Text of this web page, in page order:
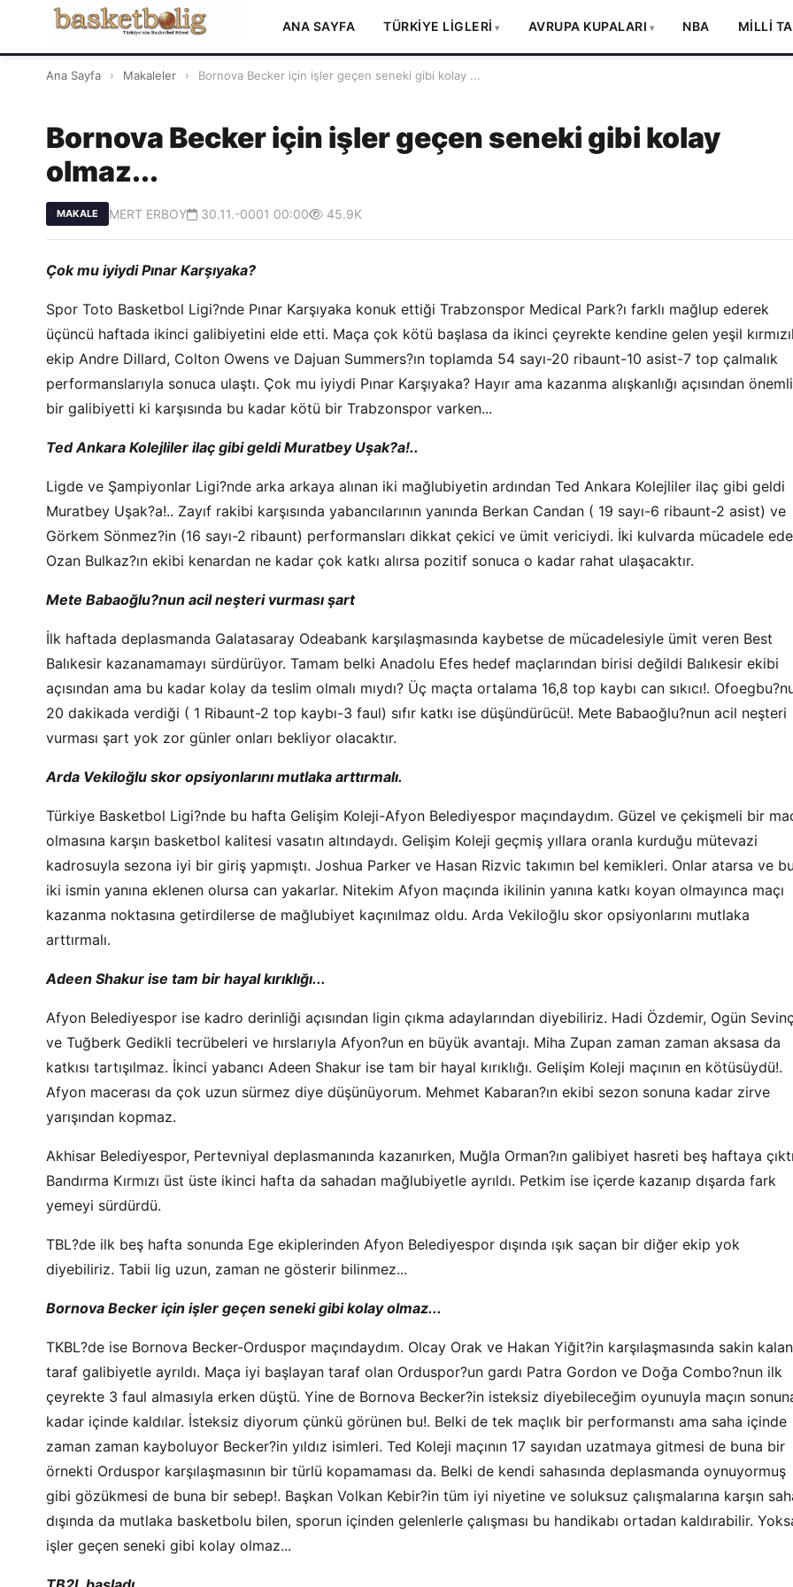
ANA SAYFA TÜRKİYE LİGLERİ AVRUPA KUPALARI NBA MİLLİ
Ana Sayfa › Makaleler › Bornova Becker için işler geçen seneki gibi kolay ...
Bornova Becker için işler geçen seneki gibi kolay
olmaz...
MAKALE MERT ERBOY 30.11.-0001 00:00 45.9K
Çok mu iyiydi Pınar Karşıyaka?
Spor Toto Basketbol Ligi?nde Pınar Karşıyaka konuk ettiği Trabzonspor Medical Park?ı farklı mağlup ederek
üçüncü haftada ikinci galibiyetini elde etti. Maça çok kötü başlasa da ikinci çeyrekte kendine gelen yeşil
ekip Andre Dillard, Colton Owens ve Dajuan Summers?ın toplamda 54 sayı-20 ribaunt-10 asist-7 top çalmalık
performanslarıyla sonuca ulaştı. Çok mu iyiydi Pınar Karşıyaka? Hayır ama kazanma alışkanlığı açısından önemli
bir galibiyetti ki karşısında bu kadar kötü bir Trabzonspor varken...
Ted Ankara Kolejliler ilaç gibi geldi Muratbey Uşak?a!..
Ligde ve Şampiyonlar Ligi?nde arka arkaya alınan iki mağlubiyetin ardından Ted Ankara Kolejliler ilaç gibi geldi
Muratbey Uşak?a!.. Zayıf rakibi karşısında yabancılarının yanında Berkan Candan ( 19 sayı-6 ribaunt-2 asist) ve
Görkem Sönmez?in (16 sayı-2 ribaunt) performansları dikkat çekici ve ümit vericiydi. İki kulvarda mücadele
Ozan Bulkaz?ın ekibi kenardan ne kadar çok katkı alırsa pozitif sonuca o kadar rahat ulaşacaktır.
Mete Babaoğlu?nun acil neşteri vurması şart
İlk haftada deplasmanda Galatasaray Odeabank karşılaşmasında kaybetse de mücadelesiyle ümit veren Best
Balıkesir kazanamamayı sürdürüyor. Tamam belki Anadolu Efes hedef maçlarından birisi değildi Balıkesir ekibi
açısından ama bu kadar kolay da teslim olmalı mıydı? Üç maçta ortalama 16,8 top kaybı can sıkıcı!.
20 dakikada verdiği ( 1 Ribaunt-2 top kaybı-3 faul) sıfır katkı ise düşündürücü!. Mete Babaoğlu?nun acil neşteri
vurması şart yok zor günler onları bekliyor olacaktır.
Arda Vekiloğlu skor opsiyonlarını mutlaka arttırmalı.
Türkiye Basketbol Ligi?nde bu hafta Gelişim Koleji-Afyon Belediyespor maçındaydım. Güzel ve çekişmeli bir
olmasına karşın basketbol kalitesi vasatın altındaydı. Gelişim Koleji geçmiş yıllara oranla kurduğu mütevazi
kadrosuyla sezona iyi bir giriş yapmıştı. Joshua Parker ve Hasan Rizvic takımın bel kemikleri. Onlar atarsa ve bu
iki ismin yanına eklenen olursa can yakarlar. Nitekim Afyon maçında ikilinin yanına katkı koyan olmayınca maçı
kazanma noktasına getirdilerse de mağlubiyet kaçınılmaz oldu. Arda Vekiloğlu skor opsiyonlarını mutlaka
arttırmalı.
Adeen Shakur ise tam bir hayal kırıklığı...
Afyon Belediyespor ise kadro derinliği açısından ligin çıkma adaylarından diyebiliriz. Hadi Özdemir, Ogün Sevinç
ve Tuğberk Gedikli tecrübeleri ve hırslarıyla Afyon?un en büyük avantajı. Miha Zupan zaman zaman aksasa da
katkısı tartışılmaz. İkinci yabancı Adeen Shakur ise tam bir hayal kırıklığı. Gelişim Koleji maçının en kötüsüydü!.
Afyon macerası da çok uzun sürmez diye düşünüyorum. Mehmet Kabaran?ın ekibi sezon sonuna kadar zirve
yarışından kopmaz.
Akhisar Belediyespor, Pertevniyal deplasmanında kazanırken, Muğla Orman?ın galibiyet hasreti beş haftaya
Bandırma Kırmızı üst üste ikinci hafta da sahadan mağlubiyetle ayrıldı. Petkim ise içerde kazanıp dışarda fark
yemeyi sürdürdü.
TBL?de ilk beş hafta sonunda Ege ekiplerinden Afyon Belediyespor dışında ışık saçan bir diğer ekip yok
diyebiliriz. Tabii lig uzun, zaman ne gösterir bilinmez...
Bornova Becker için işler geçen seneki gibi kolay olmaz...
TKBL?de ise Bornova Becker-Orduspor maçındaydım. Olcay Orak ve Hakan Yiğit?in karşılaşmasında sakin kalan
taraf galibiyetle ayrıldı. Maça iyi başlayan taraf olan Orduspor?un gardı Patra Gordon ve Doğa Combo?nun ilk
çeyrekte 3 faul almasıyla erken düştü. Yine de Bornova Becker?in isteksiz diyebileceğim oyunuyla maçın
kadar içinde kaldılar. İsteksiz diyorum çünkü görünen bu!. Belki de tek maçlık bir performanstı ama saha içinde
zaman zaman kayboluyor Becker?in yıldız isimleri. Ted Koleji maçının 17 sayıdan uzatmaya gitmesi de buna bir
örnekti Orduspor karşılaşmasının bir türlü kopamaması da. Belki de kendi sahasında deplasmanda oynuyormuş
gibi gözükmesi de buna bir sebep!. Başkan Volkan Kebir?in tüm iyi niyetine ve soluksuz çalışmalarına karşın
dışında da mutlaka basketbolu bilen, sporun içinden gelenlerle çalışması bu handikabı ortadan kaldırabilir.
işler geçen seneki gibi kolay olmaz...